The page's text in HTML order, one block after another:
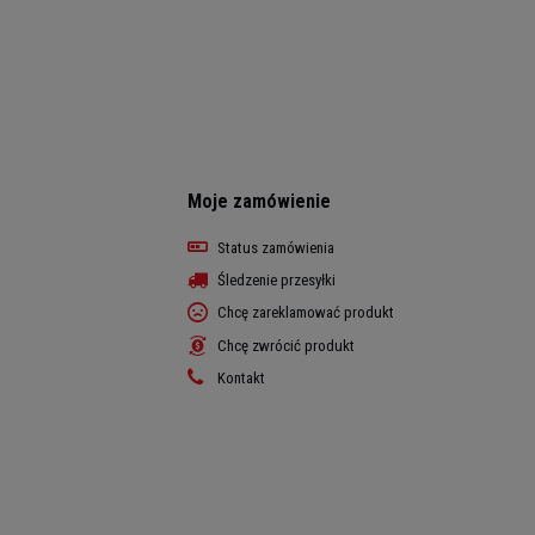
Moje zamówienie
Status zamówienia
Śledzenie przesyłki
Chcę zareklamować produkt
Chcę zwrócić produkt
Kontakt